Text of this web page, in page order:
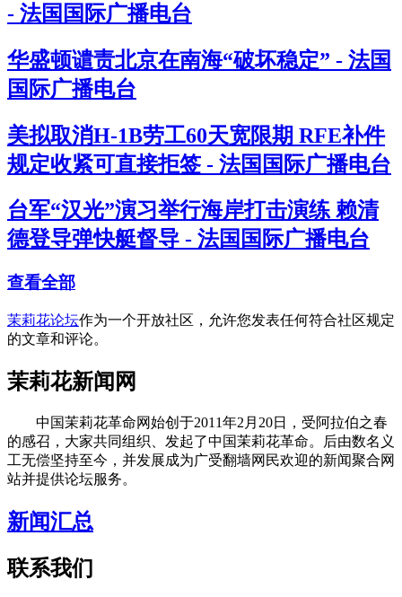
- 法国国际广播电台
华盛顿谴责北京在南海“破坏稳定” - 法国
国际广播电台
美拟取消H-1B劳工60天宽限期 RFE补件
规定收紧可直接拒签 - 法国国际广播电台
台军“汉光”演习举行海岸打击演练 赖清
德登导弹快艇督导 - 法国国际广播电台
查看全部
茉莉花论坛作为一个开放社区，允许您发表任何符合社区规定
的文章和评论。
茉莉花新闻网
中国茉莉花革命网始创于2011年2月20日，受阿拉伯之春
的感召，大家共同组织、发起了中国茉莉花革命。后由数名义
工无偿坚持至今，并发展成为广受翻墙网民欢迎的新闻聚合网
站并提供论坛服务。
新闻汇总
联系我们